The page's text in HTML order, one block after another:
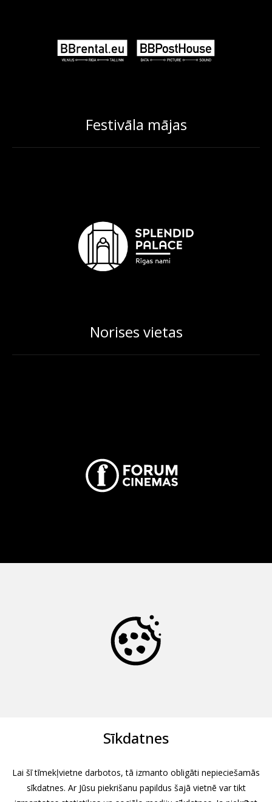
Festivāla mājas
Norises vietas
Sīkdatnes
Lai šī tīmekļvietne darbotos, tā izmanto obligāti nepieciešamās
sīkdatnes. Ar Jūsu piekrišanu papildus šajā vietnē var tikt